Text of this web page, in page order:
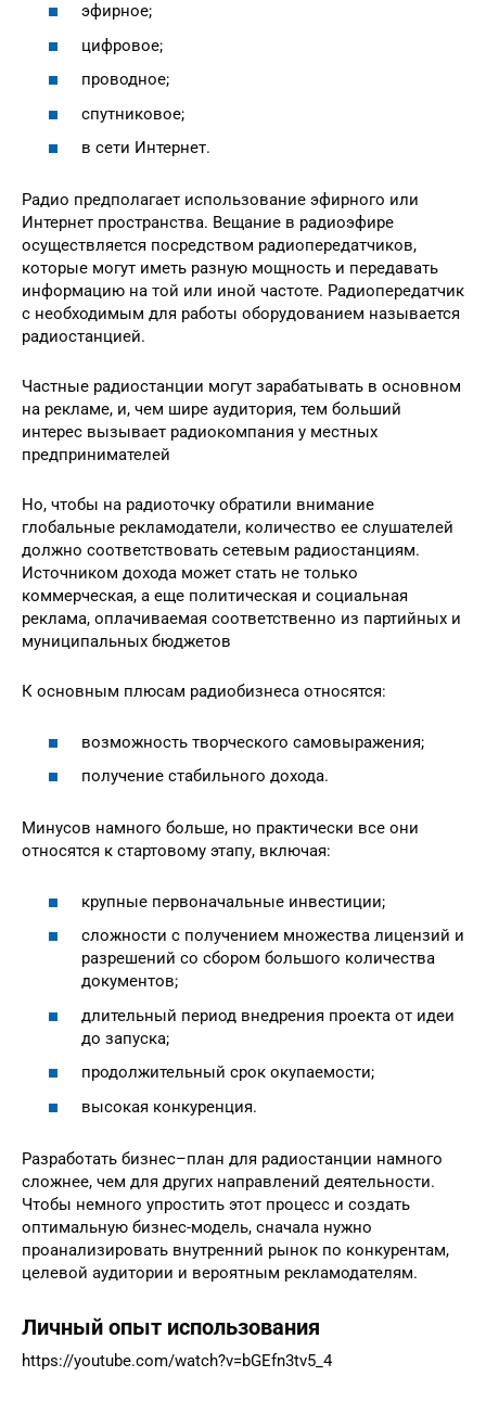
эфирное;
цифровое;
проводное;
спутниковое;
в сети Интернет.
Радио предполагает использование эфирного или
Интернет пространства. Вещание в радиоэфире
осуществляется посредством радиопередатчиков,
которые могут иметь разную мощность и передавать
информацию на той или иной частоте. Радиопередатчик
с необходимым для работы оборудованием называется
радиостанцией.
Частные радиостанции могут зарабатывать в основном
на рекламе, и, чем шире аудитория, тем больший
интерес вызывает радиокомпания у местных
предпринимателей
Но, чтобы на радиоточку обратили внимание
глобальные рекламодатели, количество ее слушателей
должно соответствовать сетевым радиостанциям.
Источником дохода может стать не только
коммерческая, а еще политическая и социальная
реклама, оплачиваемая соответственно из партийных и
муниципальных бюджетов
К основным плюсам радиобизнеса относятся:
возможность творческого самовыражения;
получение стабильного дохода.
Минусов намного больше, но практически все они
относятся к стартовому этапу, включая:
крупные первоначальные инвестиции;
сложности с получением множества лицензий и
разрешений со сбором большого количества
документов;
длительный период внедрения проекта от идеи
до запуска;
продолжительный срок окупаемости;
высокая конкуренция.
Разработать бизнес–план для радиостанции намного
сложнее, чем для других направлений деятельности.
Чтобы немного упростить этот процесс и создать
оптимальную бизнес-модель, сначала нужно
проанализировать внутренний рынок по конкурентам,
целевой аудитории и вероятным рекламодателям.
Личный опыт использования
https://youtube.com/watch?v=bGEfn3tv5_4